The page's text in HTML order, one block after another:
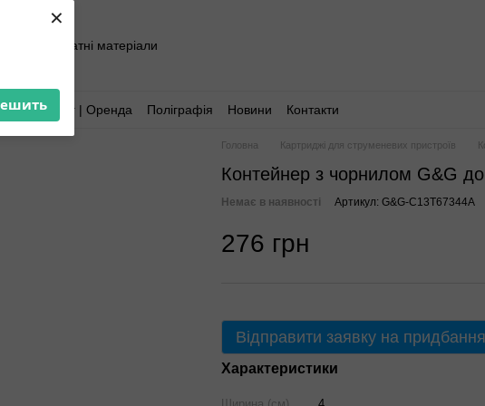
×
та витратні матеріали
Аутсорсинг | Оренда Поліграфія Новини Контакти
Головна Картриджі для струменевих пристроїв
Контейнер з чорнилом G&G
Немає в наявності Артикул: G&G-C13T67344A
276 грн
Відправити заявку на
Характеристики